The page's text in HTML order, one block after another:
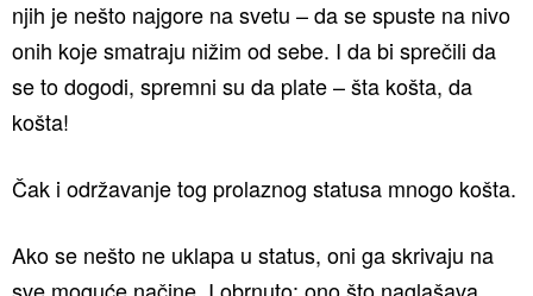
njih je nešto najgore na svetu – da se spuste na nivo
onih koje smatraju nižim od sebe. I da bi sprečili da
se to dogodi, spremni su da plate – šta košta, da
košta!
Čak i održavanje tog prolaznog statusa mnogo košta.
Ako se nešto ne uklapa u status, oni ga skrivaju na